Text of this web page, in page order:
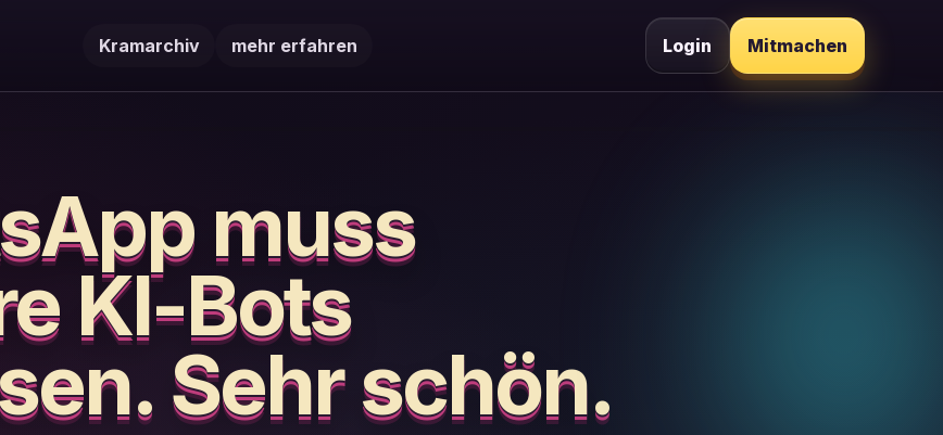
Kramarchiv mehr erfahren Login Mitmachen
muss
KI-Bots
Sehr schön.